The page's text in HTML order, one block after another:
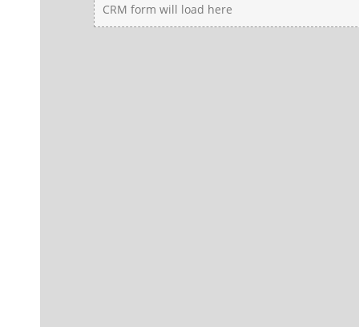
CRM form will load here